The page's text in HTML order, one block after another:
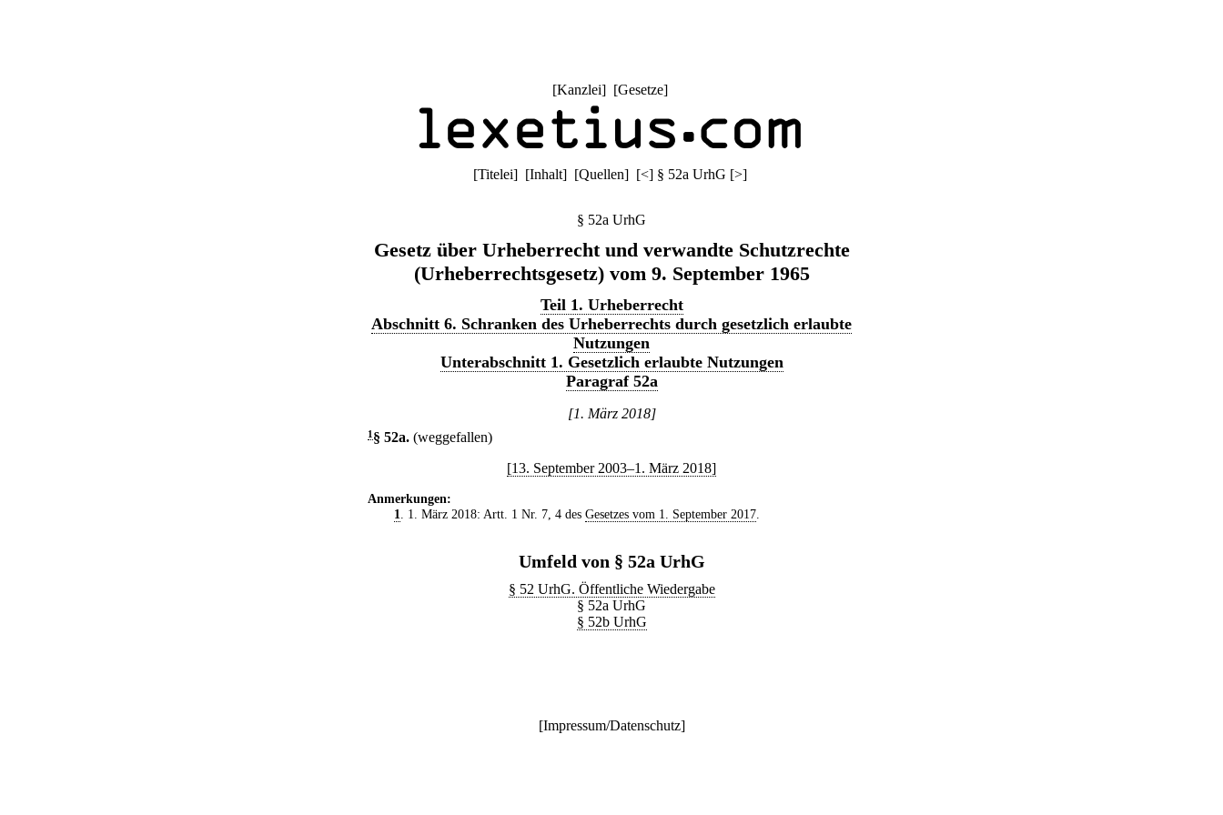
[Kanzlei] [Gesetze]
[Titelei] [Inhalt] [Quellen] [<] § 52a UrhG [>]
§ 52a UrhG
Gesetz über Urheberrecht und verwandte Schutzrechte
(Urheberrechtsgesetz) vom 9. September 1965
Teil 1. Urheberrecht
Abschnitt 6. Schranken des Urheberrechts durch gesetzlich erlaubte
Nutzungen
Unterabschnitt 1. Gesetzlich erlaubte Nutzungen
Paragraf 52a
[1. März 2018]
1 § 52a. (weggefallen)
[13. September 2003–1. März 2018]
Anmerkungen:
1
. 1. März 2018: Artt. 1 Nr. 7, 4 des Gesetzes vom 1. September 2017.
Umfeld von § 52a UrhG
§ 52 UrhG. Öffentliche Wiedergabe
§ 52a UrhG
§ 52b UrhG
[Impressum/Datenschutz]